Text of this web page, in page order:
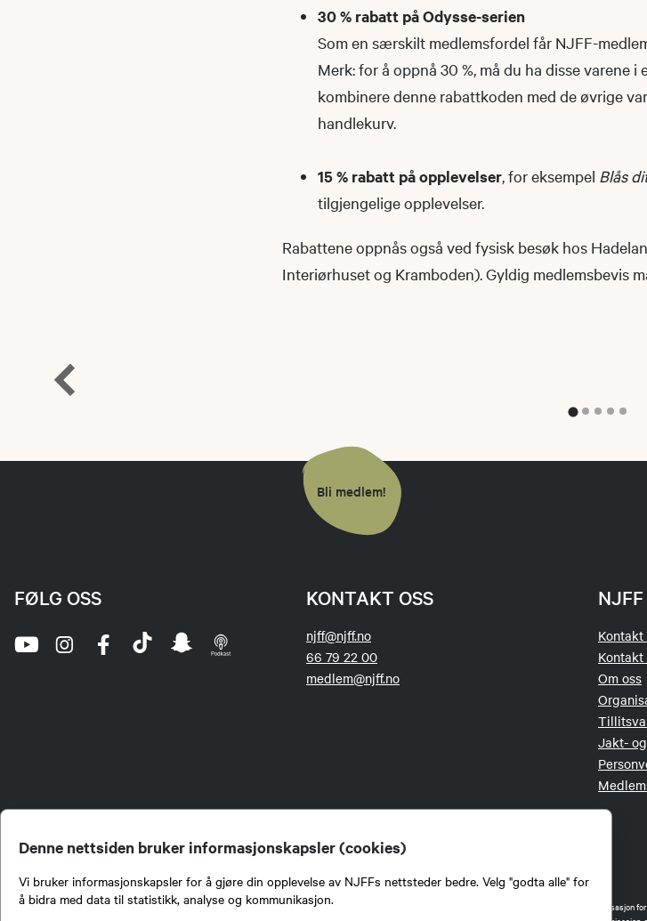
Denne nettsiden bruker informasjonskapsler (cookies)
Vi bruker informasjonskapsler for å gjøre din opplevelse av NJFFs nettsteder bedre. Velg "godta alle" for
å bidra med data til statistikk, analyse og kommunikasjon.
30 % rabatt på Odysse-serien
Som en særskilt medlemsfordel får NJFF-
Merk: for å oppnå 30 %, må du ha disse varene
kombinere denne rabattkoden med de øvrige
handlekurv.
15 % rabatt på opplevelser, for eksempel Blås
tilgjengelige opplevelser.
Rabattene oppnås også ved fysisk besøk hos
Interiørhuset og Kramboden). Gyldig medlemsbevis
Bli medlem!
KONTAKT OSS
njff@njff.no
66 79 22 00
medlem@njff.no
NJFF
Om oss
Jakt-
FØLG OSS
Norges Jeger- og Fiskerforbund (NJFF) er landets eneste landsdekkende organisasjon